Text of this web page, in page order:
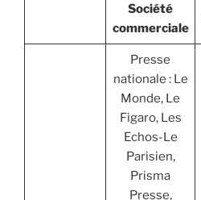
Société
commerciale
Presse
nationale : Le
Monde, Le
Figaro, Les
Echos-Le
Parisien,
Prisma
Presse,